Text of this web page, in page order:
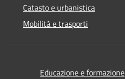
Catasto e urbanistica
Mobilità e trasporti
Educazione e formazione